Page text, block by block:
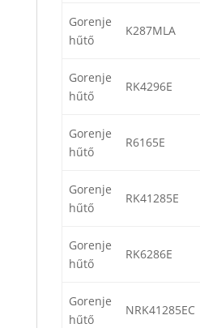
Gorenje
hűtő
K287MLA
Gorenje
hűtő
RK4296E
Gorenje
hűtő
R6165E
Gorenje
hűtő
RK41285E
Gorenje
hűtő
RK6286E
Gorenje
hűtő
NRK41285EC